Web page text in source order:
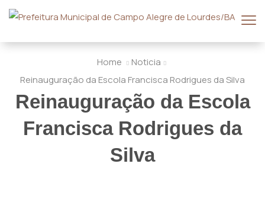
Home
Noticia
Reinauguração da Escola Francisca Rodrigues da Silva
Reinauguração da Escola
Francisca Rodrigues da
Silva